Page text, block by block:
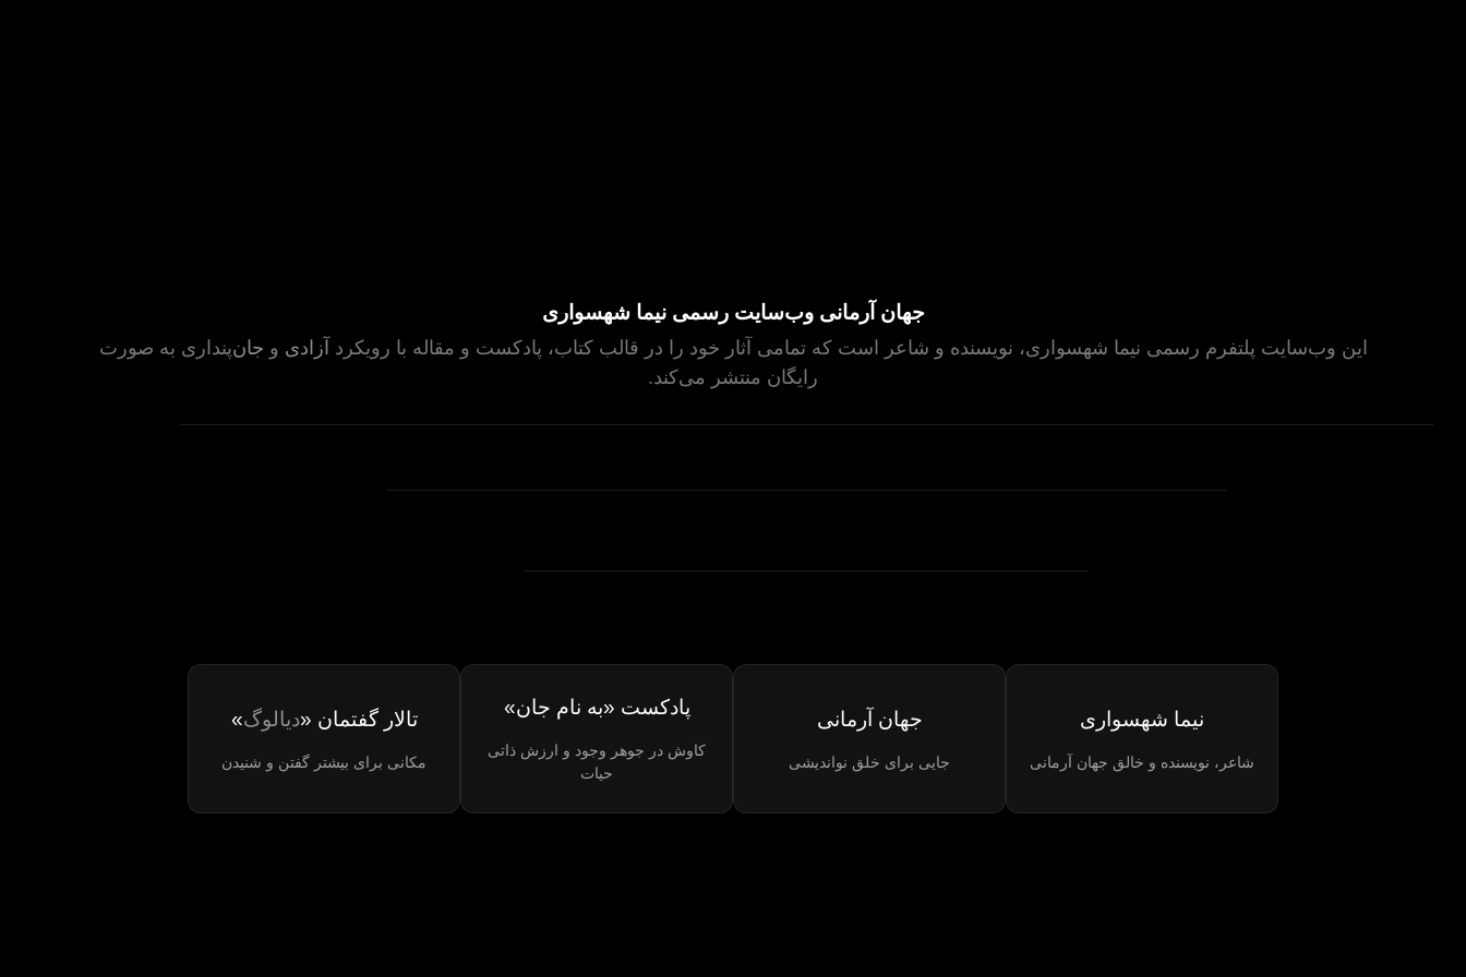
جهان آرمانی وب‌سایت رسمی نیما شهسواری
این وب‌سایت پلتفرم رسمی نیما شهسواری، نویسنده و شاعر است که تمامی آثار خود را در قالب کتاب، پادکست و مقاله با رویکرد آزادی و جان‌پنداری به صورت
رایگان منتشر می‌کند.
نیما شهسواری
شاعر، نویسنده و خالق جهان آرمانی
جهان آرمانی
جایی برای خلق نواندیشی
پادکست «به نام جان»
کاوش در جوهر وجود و ارزش ذاتی
حیات
تالار گفتمان «دیالوگ»
مکانی برای بیشتر گفتن و شنیدن